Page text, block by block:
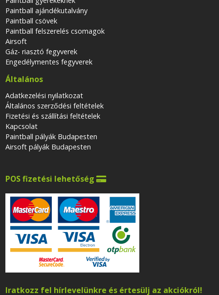
Paintball ajándékutalvány
Paintball csövek
Paintball felszerelés csomagok
Airsoft
Gáz- riasztó fegyverek
Engedélymentes fegyverek
Általános
Adatkezelési nyilatkozat
Általános szerződési feltételek
Fizetési és szállítási feltételek
Kapcsolat
Paintball pályák Budapesten
Airsoft pályák Budapesten
POS fizetési lehetőség 
Iratkozz fel hírlevelünkre és értesülj az akciókról!